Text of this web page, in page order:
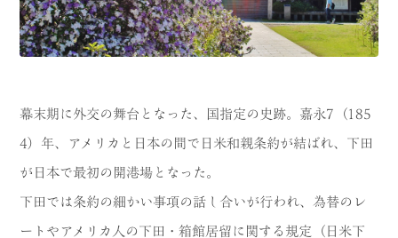
幕末期に外交の舞台となった、国指定の史跡。嘉永7（185
4）年、アメリカと日本の間で日米和親条約が結ばれ、下田
が日本で最初の開港場となった。
下田では条約の細かい事項の話し合いが行われ、為替のレ
ートやアメリカ人の下田・箱館居留に関する規定（日米下